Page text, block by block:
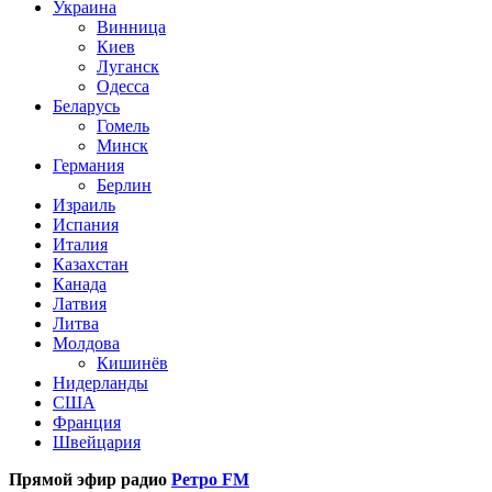
Украина
Винница
Киев
Луганск
Одесса
Беларусь
Гомель
Минск
Германия
Берлин
Израиль
Испания
Италия
Казахстан
Канада
Латвия
Литва
Молдова
Кишинёв
Нидерланды
США
Франция
Швейцария
Прямой эфир радио Ретро FM